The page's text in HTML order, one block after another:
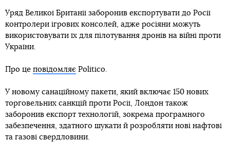
Уряд Великої Британії заборонив експортувати до Росії
контролери ігрових консолей, адже росіяни можуть
використовувати їх для пілотування дронів на війні проти
України.
Про це повідомляє Politico.
У новому санаційному пакети, який включає 150 нових
торговельних санкцій проти Росії, Лондон також
заборонив експорт технологій, зокрема програмного
забезпечення, здатного шукати й розробляти нові нафтові
та газові свердловини.